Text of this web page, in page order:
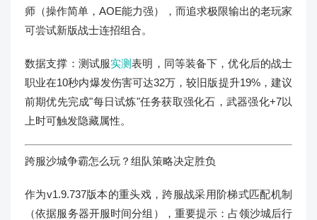
师（操作简单，AOE能力强），而追求极限输出的老玩家
可尝试新版战士连招组合。
数据支撑：测试服实测表明，同等装备下，优化后的战士
职业在10秒内爆发伤害可达32万，较旧版提升19%，建议
前期优先完成"每日试炼"任务获取强化石，武器强化+7以
上时可触发隐藏属性。
跨服沙城争霸怎么玩？组队策略决定胜负
作为v1.9.737版本的重头戏，跨服战采用阶梯式匹配机制
（依据服务器开服时间分组），重要提示：占领沙城后行